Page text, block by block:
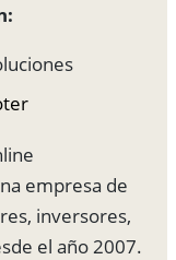
empresa de
inversores,
el año 2007.